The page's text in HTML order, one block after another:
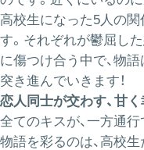
高校生になった5人の
す。それぞれが鬱屈し
に傷つけ合う中で、物
突き進んでいきます！
恋人同士が交わす、甘
全てのキスが、一方通
物語を彩るのは、高校